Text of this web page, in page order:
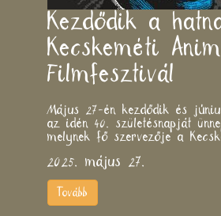
Kezdődik a
Kecskeméti
Filmfesztivál
Május 27-én kezdődik és
az idén 40. születésnapját
melynek fő szervezője a
2025. május 27.
Tovább